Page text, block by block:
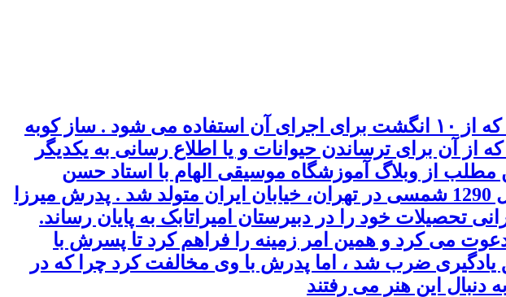
تنبک از سری ساز های کوبه ای است و تنها ساز کوبه ای محسوب می شود که از ۱۰ انگشت برای اجرای آن استفاده می شود . ساز کوبه
آن برای ترساندن حیوانات و یا اطلاع رسانی به یکدیگر
مطلب از وبلاگ آموزشگاه موسیقی الهام با استاد حسن
تهرانی آشنا شوید. استاد حسین تهرانی پدر ساز تنبک حسین تهرانی در سال 1290 شمسی در تهران، خیابان ایران متولد شد . پدرش میرزا
تحصیلات خود را در دبیرستان امیراتابک به پایان رساند.
می کرد و همین امر زمینه را فراهم کرد تا پسرش با
ضرب شد ، اما پدرش با وی مخالفت کرد چرا که در
این هنر می رفتند